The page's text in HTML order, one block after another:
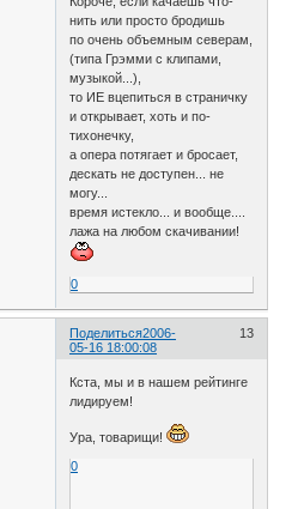
нить или просто бродишь
по очень объемным северам,
(типа Грэмми с клипами,
музыкой...),
то ИЕ вцепиться в страничку
и открывает, хоть и по-
тихонечку,
а опера потягает и бросает,
дескать не доступен... не
могу...
время истекло... и вообще....
лажа на любом скачивании!
0
Поделиться 13
2006-
05-16 18:00:08
Кста, мы и в нашем рейтинге
лидируем!
Ура, товарищи!
0